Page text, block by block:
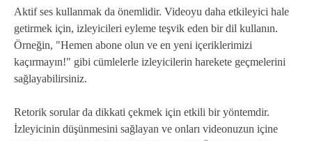
Aktif ses kullanmak da önemlidir. Videoyu daha etkileyici hale
getirmek için, izleyicileri eyleme teşvik eden bir dil kullanın.
Örneğin, "Hemen abone olun ve en yeni içeriklerimizi
kaçırmayın!" gibi cümlelerle izleyicilerin harekete geçmelerini
sağlayabilirsiniz.
Retorik sorular da dikkati çekmek için etkili bir yöntemdir.
İzleyicinin düşünmesini sağlayan ve onları videonuzun içine